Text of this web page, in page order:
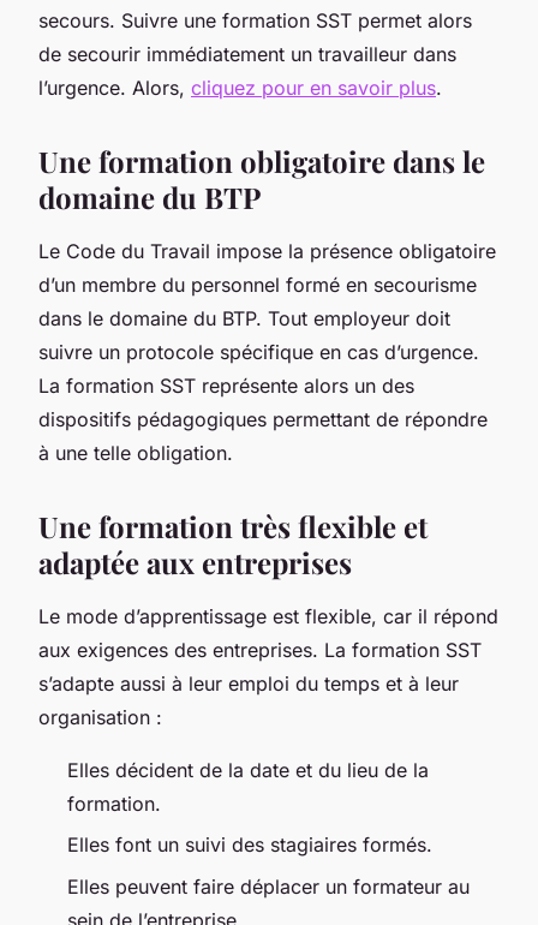
secours. Suivre une formation SST permet alors
de secourir immédiatement un travailleur dans
l’urgence. Alors, cliquez pour en savoir plus.
Une formation obligatoire dans le
domaine du BTP
Le Code du Travail impose la présence obligatoire
d’un membre du personnel formé en secourisme
dans le domaine du BTP. Tout employeur doit
suivre un protocole spécifique en cas d’urgence.
La formation SST représente alors un des
dispositifs pédagogiques permettant de répondre
à une telle obligation.
Une formation très flexible et
adaptée aux entreprises
Le mode d’apprentissage est flexible, car il répond
aux exigences des entreprises. La formation SST
s’adapte aussi à leur emploi du temps et à leur
organisation :
Elles décident de la date et du lieu de la
formation.
Elles font un suivi des stagiaires formés.
Elles peuvent faire déplacer un formateur au
sein de l’entreprise.